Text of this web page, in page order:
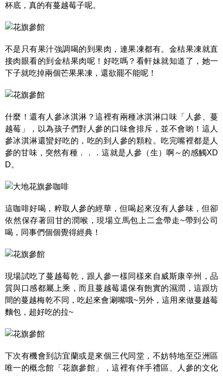
杯底，真的有蔓越莓子呢。
不是只有果汁強調喝的到果肉，連果凍都有。金桔果凍就直
接肉眼看的到金桔果肉呢！好吃嗎？看軒妹就知道了，她一
下子就吃掉兩個芒果果凍，還欲罷不能呢！
什麼！還有人參冰淇淋？這裡有兩種冰淇淋口味「人參、蔓
越莓」，以為孩子們對人參的口味會排斥，並不會喲！這人
參冰淇淋還蠻好吃的，吃的到人參的顆粒。吃完嘴裡都是人
參的甘味，突然有種．．．這就是人參（生）啊～的感觸XD
D。
這咖啡好喝，粹取人參的經華，但喝起來沒有人參味，但卻
依然保存著回甘的潤喉，現場立馬包上二盒帶走~帶到公司
喝，同事們個個覺得經典！
現場試吃了蔓越莓乾，跟人參一樣同樣來自威斯康辛州，品
質與口感都屬上乘，而且蔓越莓還保有飽實的濕潤，這跟坊
間的蔓越梅乾不同，吃起來會涮嘴哦~另外，這用來做蔓越莓
麵包，超好吃的拉~
下次有機會到訪宜蘭或是來個三代同堂，不妨特地至亞洲區
唯一的概念館「花旗參館」，這裡有伴手禮區、人參的文化